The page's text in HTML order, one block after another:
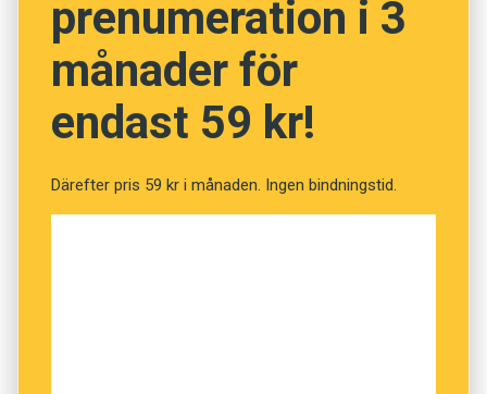
prenumeration i 3
månader för
endast 59 kr!
Därefter pris 59 kr i månaden. Ingen bindningstid.